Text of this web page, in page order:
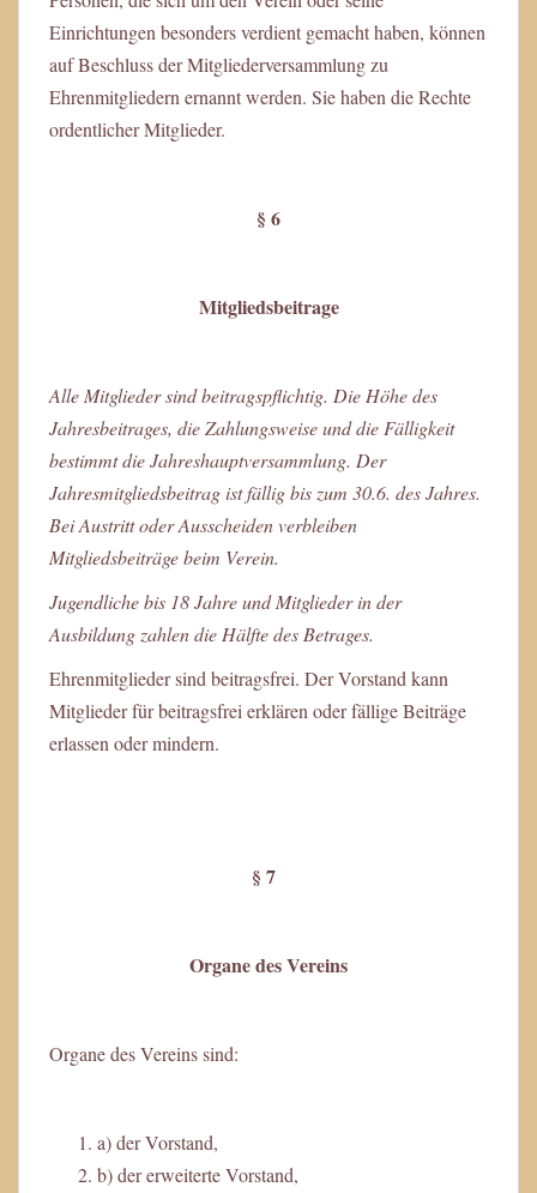
Einrichtungen besonders verdient gemacht haben, können
auf Beschluss der Mitgliederversammlung zu
Ehrenmitgliedern ernannt werden. Sie haben die Rechte
ordentlicher Mitglieder.
§ 6
Mitgliedsbeitrage
Alle Mitglieder sind beitragspflichtig. Die Höhe des
Jahresbeitrages, die Zahlungsweise und die Fälligkeit
bestimmt die Jahreshauptversammlung. Der
Jahresmitgliedsbeitrag ist fällig bis zum 30.6. des Jahres.
Bei Austritt oder Ausscheiden verbleiben
Mitgliedsbeiträge beim Verein.
Jugendliche bis 18 Jahre und Mitglieder in der
Ausbildung zahlen die Hälfte des Betrages.
Ehrenmitglieder sind beitragsfrei. Der Vorstand kann
Mitglieder für beitragsfrei erklären oder fällige Beiträge
erlassen oder mindern.
§ 7
Organe des Vereins
Organe des Vereins sind:
a) der Vorstand,
b) der erweiterte Vorstand,